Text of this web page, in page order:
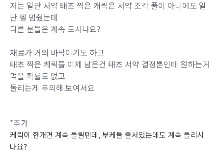
저는 일단 서약 태초 찍은 캐릭은 서약 조각 풀이 아니어도 일
단 헬 멈췄는데
다른 분들은 계속 도시나요?
재료가 거의 바닥이기도 하고
태초 찍은 케릭들 이제 남은건 태초 서약 결정뿐인데 원하는거
먹을 확률도 없고
돌리는게 무의해 보여서요
*추가
케릭이 한개면 계속 돌릴텐데, 부케들 줄서있는데도 계속 돌리시
나요?